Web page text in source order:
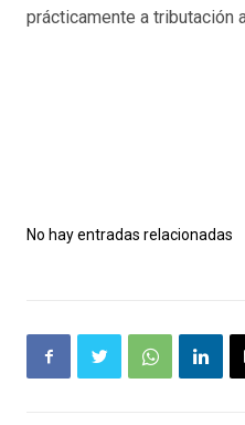
prácticamente a tributación
No hay entradas relacionadas